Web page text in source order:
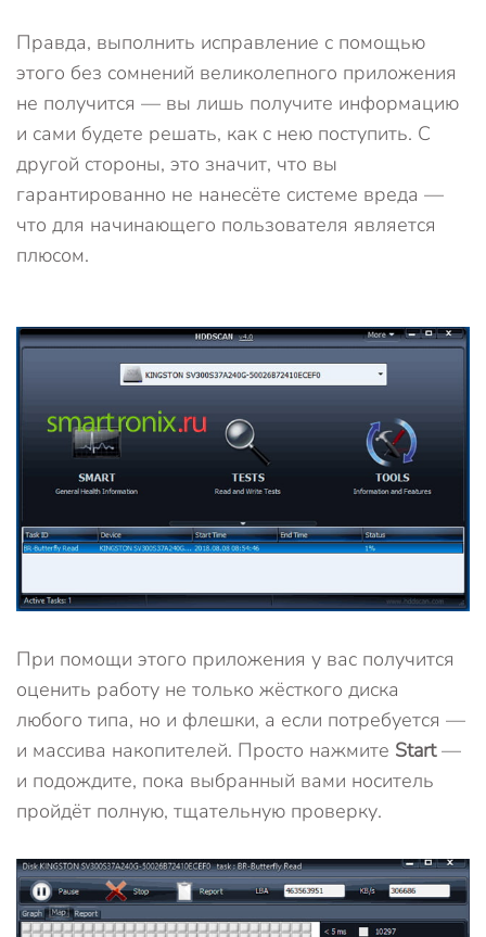
Правда, выполнить исправление с помощью
этого без сомнений великолепного приложения
не получится — вы лишь получите информацию
и сами будете решать, как с нею поступить. С
другой стороны, это значит, что вы
гарантированно не нанесёте системе вреда —
что для начинающего пользователя является
плюсом.
При помощи этого приложения у вас получится
оценить работу не только жёсткого диска
любого типа, но и флешки, а если потребуется —
и массива накопителей. Просто нажмите Start—
и подождите, пока выбранный вами носитель
пройдёт полную, тщательную проверку.